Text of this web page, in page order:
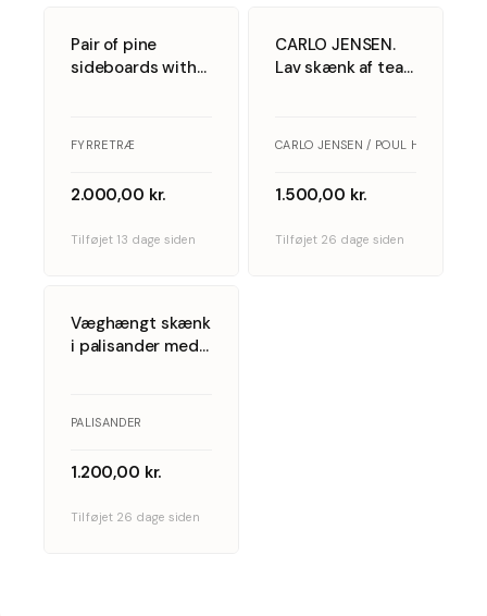
Pair of pine
sideboards with
furniture
FYRRETRÆ
2.000,00 kr.
Tilføjet 13 dage siden
CARLO JENSEN.
Lav skænk af teak,
Stemplet.
CARLO JENSEN / POUL HUNDEVAD ·
1.500,00 kr.
Tilføjet 26 dage siden
Væghængt skænk
i palisander med
PALISANDER
1.200,00 kr.
Tilføjet 26 dage siden